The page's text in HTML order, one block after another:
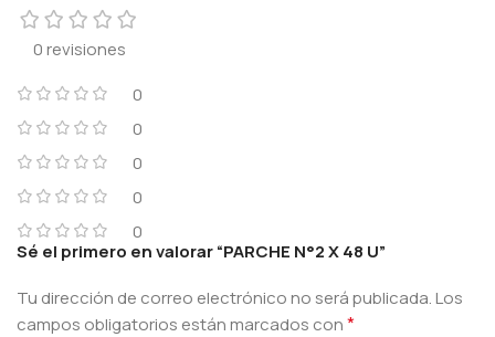
0 revisiones
0
0
0
0
0
Sé el primero en valorar “PARCHE N°2 X 48 U”
Tu dirección de correo electrónico no será publicada.Los
campos obligatorios están marcados con*